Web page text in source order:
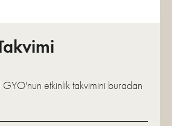
GYO'nun etkinlik takvimini buradan